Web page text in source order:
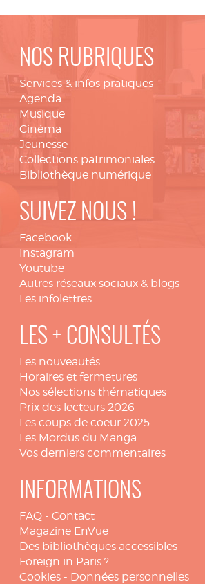
NOS RUBRIQUES
Services & infos pratiques
Agenda
Musique
Cinéma
Jeunesse
Collections patrimoniales
Bibliothèque numérique
SUIVEZ NOUS !
Facebook
Instagram
Youtube
Autres réseaux sociaux & blogs
Les infolettres
LES + CONSULTÉS
Les nouveautés
Horaires et fermetures
Nos sélections thématiques
Prix des lecteurs 2026
Les coups de coeur 2025
Les Mordus du Manga
Vos derniers commentaires
INFORMATIONS
FAQ - Contact
Magazine EnVue
Des bibliothèques accessibles
Foreign in Paris ?
Cookies - Données personnelles